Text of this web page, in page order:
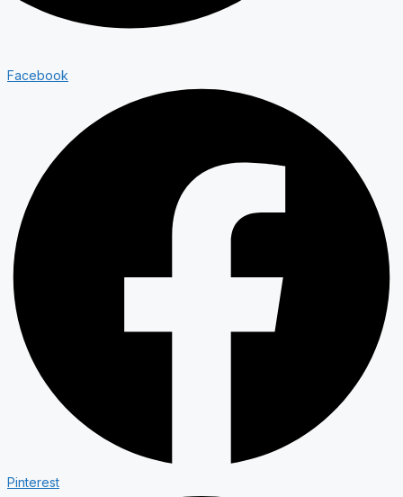
Facebook
Pinterest